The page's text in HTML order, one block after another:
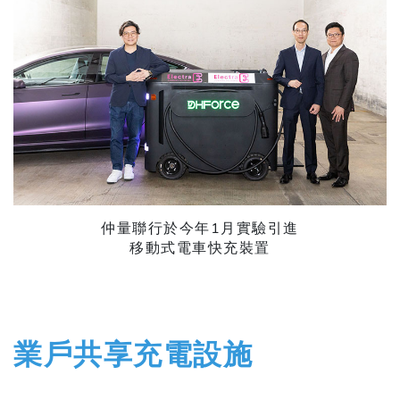
仲量聯行於今年1月實驗引進
​​​​​​​移動式電車快充裝置
業戶共享充電設施